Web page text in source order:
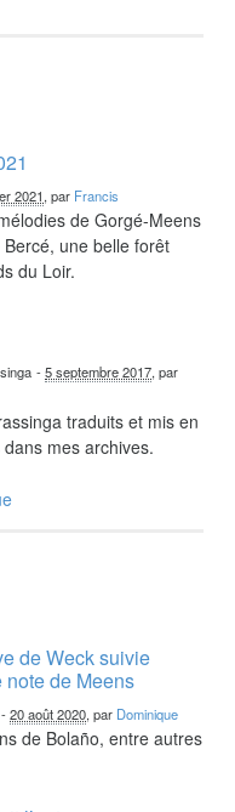
2021, par Francis
de Gorgé-Meens
Bercé, une belle forêt
du Loir.
-5 septembre 2017, par
traduits et mis en
mes archives.
de Weck suivie
note de Meens
-20 août 2020, par Dominique
de Bolaño, entre autres